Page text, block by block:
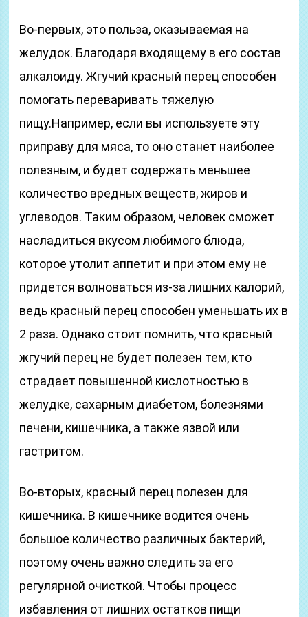
Во-первых, это польза, оказываемая на
желудок. Благодаря входящему в его состав
алкалоиду. Жгучий красный перец способен
помогать переваривать тяжелую
пищу.Например, если вы используете эту
приправу для мяса, то оно станет наиболее
полезным, и будет содержать меньшее
количество вредных веществ, жиров и
углеводов. Таким образом, человек сможет
насладиться вкусом любимого блюда,
которое утолит аппетит и при этом ему не
придется волноваться из-за лишних калорий,
ведь красный перец способен уменьшать их в
2 раза. Однако стоит помнить, что красный
жгучий перец не будет полезен тем, кто
страдает повышенной кислотностью в
желудке, сахарным диабетом, болезнями
печени, кишечника, а также язвой или
гастритом.
Во-вторых, красный перец полезен для
кишечника. В кишечнике водится очень
большое количество различных бактерий,
поэтому очень важно следить за его
регулярной очисткой. Чтобы процесс
избавления от лишних остатков пищи